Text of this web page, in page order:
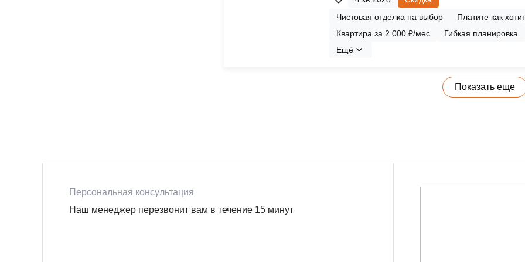
Чистовая отделка на выбор
Платите как
Квартира за 2 000 ₽/мес
Гибкая планировка
Ещё
Показать еще
Персональная консультация
Наш менеджер перезвонит вам в течение 15 минут